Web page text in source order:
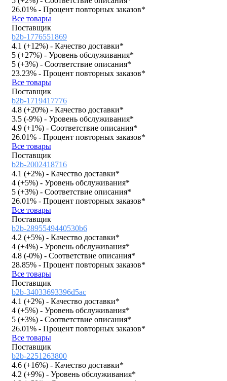
26.01% - Процент повторных заказов*
Все товары
Поставщик
b2b-1776551869
4.1 (+12%) - Качество доставки*
5 (+27%) - Уровень обслуживания*
5 (+3%) - Соответствие описания*
23.23% - Процент повторных заказов*
Все товары
Поставщик
b2b-1719417776
4.8 (+20%) - Качество доставки*
3.5 (-9%) - Уровень обслуживания*
4.9 (+1%) - Соответствие описания*
26.01% - Процент повторных заказов*
Все товары
Поставщик
b2b-2002418716
4.1 (+2%) - Качество доставки*
4 (+5%) - Уровень обслуживания*
5 (+3%) - Соответствие описания*
26.01% - Процент повторных заказов*
Все товары
Поставщик
b2b-2895549440530b6
4.2 (+5%) - Качество доставки*
4 (+4%) - Уровень обслуживания*
4.8 (-0%) - Соответствие описания*
28.85% - Процент повторных заказов*
Все товары
Поставщик
b2b-34033693396d5ac
4.1 (+2%) - Качество доставки*
4 (+5%) - Уровень обслуживания*
5 (+3%) - Соответствие описания*
26.01% - Процент повторных заказов*
Все товары
Поставщик
b2b-2251263800
4.6 (+16%) - Качество доставки*
4.2 (+9%) - Уровень обслуживания*